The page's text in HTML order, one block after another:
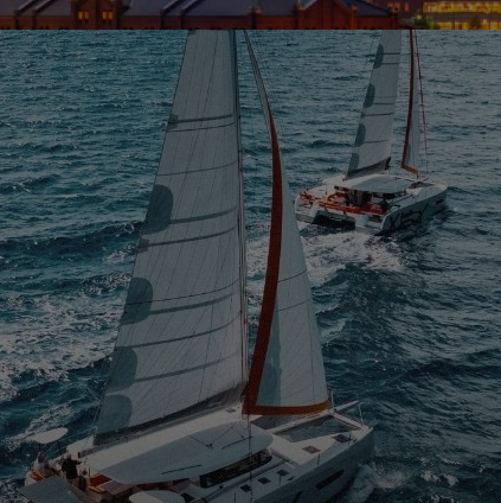
internacional dedicado a los veleros, los yates a motor y el
al año en el centro de exposiciones Pacifico Yokohama y en el
tanto a visitantes profesionales como a particulares.
MI INVITACION